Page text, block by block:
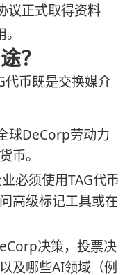
议正式取得资料
？
币既是交换媒介
球DeCorp劳动力
币。
必须使用TAG代币
高级标记工具或在
决策，投票决
及哪些AI领域（例